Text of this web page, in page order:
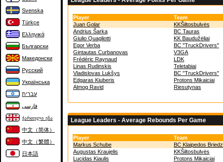
Svenska
Türkçe
Ελληνικά
Български
Македонски
Русский
Українська
עברית
فارسی
ქართული ენა
中文（简体）
中文（繁體）
日本語
Player
Team
Juan Golar
KKŠiltosbulvės
Andrius Šarka
BC Tauras
Giulio Quagliotti
KK Baudužėliai
Egor Verba
BC "TruckDrivers"
Gintautas Curbanovas
V3GA
Frédéric Raynaud
LDK
Linas Rudinskis
Teletabiai
Vladislovas Lukšys
BC "TruckDrivers"
Edgaras Kiuberis
Protons Mikaiciai
Almog Ravid
Riesutynas
League Leaders - Average Rebounds Per Game
Player
Team
Markus Schube
BC Klaipedos
Augustas Kraujelis
KKŠiltosbulvės
Lucidas Kiaulis
Protons Mikaiciai